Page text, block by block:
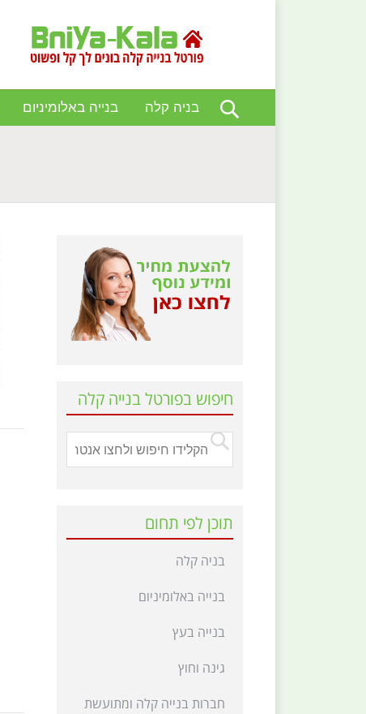
בניה קלה בנייה באלומיניום
חיפוש בפורטל בנייה קלה
תוכן לפי תחום
בניה קלה
בנייה באלומיניום
בנייה בעץ
גינה וחוץ
חברות בנייה קלה ומתועשת